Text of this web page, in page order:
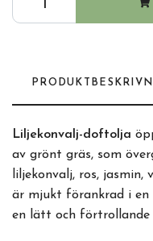
Liljekonvalj-doftolja
av grönt gräs, som
liljekonvalj, ros,
är mjukt förankrad i en
en lätt och förtrollande